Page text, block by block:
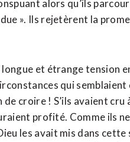
alors qu’ils
». Ils rejetèrent la
et étrange tension
qui
croire ! S’ils avaient
profité. Comme ils
les avait mis dans